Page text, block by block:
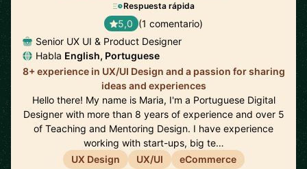
Respuesta rápida
5,0 (1 comentario)
Senior UX UI & Product Designer
Habla English, Portuguese
8+ experience in UX/UI Design and a passion for sharing
ideas and experiences
Hello there! My name is Maria, I'm a Portuguese Digital
Designer with more than 8 years of experience and over 5
of Teaching and Mentoring Design. I have experience
working with start-ups, big te…
UX Design
UX/UI
eCommerce